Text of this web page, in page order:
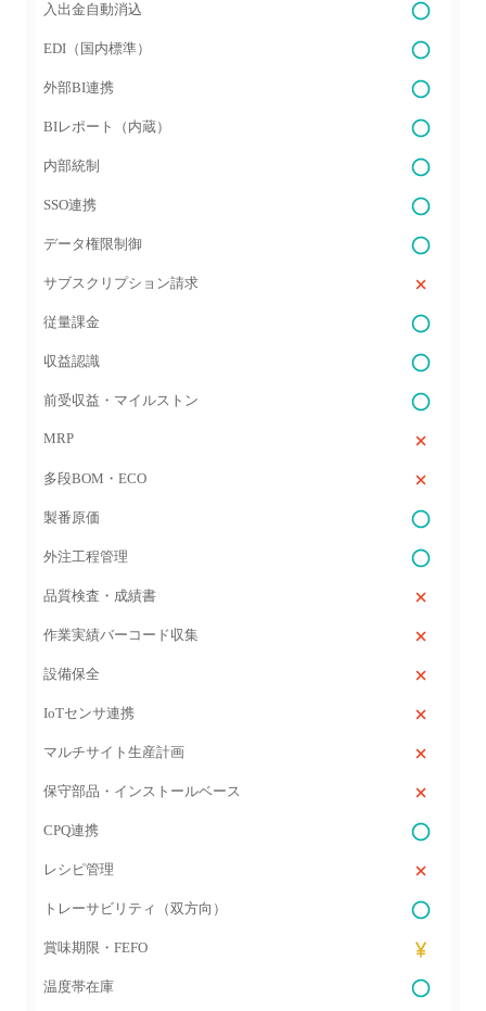
入出金自動消込
EDI（国内標準）
外部BI連携
BIレポート（内蔵）
内部統制
SSO連携
データ権限制御
サブスクリプション請求
従量課金
収益認識
前受収益・マイルストン
MRP
多段BOM・ECO
製番原価
外注工程管理
品質検査・成績書
作業実績バーコード収集
設備保全
IoTセンサ連携
マルチサイト生産計画
保守部品・インストールベース
CPQ連携
レシピ管理
トレーサビリティ（双方向）
賞味期限・FEFO
温度帯在庫